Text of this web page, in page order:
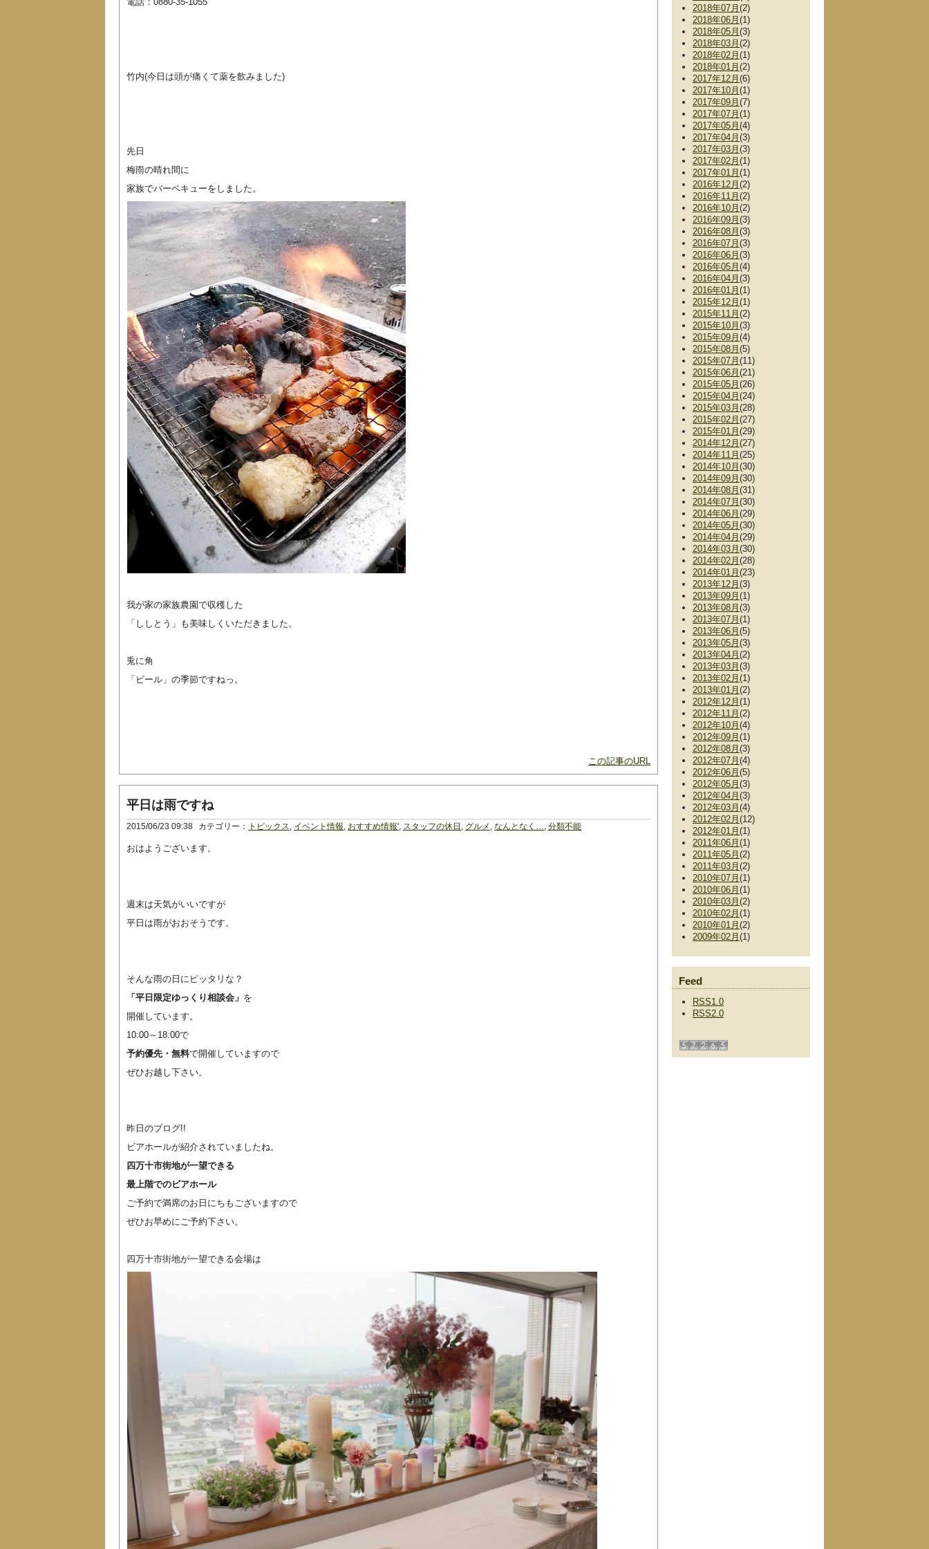
竹内(今日は頭が痛くて薬を飲みました)
先日
梅雨の晴れ間に
家族でバーベキューをしました。
我が家の家族農園で収穫した
「ししとう」も美味しくいただきました。
兎に角
「ビール」の季節ですねっ。
この記事のURL
平日は雨ですね
2015/06/23 09:38 カテゴリー： トピックス イベント情報 おすすめ情報' スタッフの休日 グルメ なんとなく… 分類不能
おはようございます。
週末は天気がいいですが
平日は雨がおおそうです。
そんな雨の日にピッタリな？
「平日限定ゆっくり相談会」 を
開催しています。
10:00～18:00で
予約優先・無料で開催していますので
ぜひお越し下さい。
昨日のブログ!!
ビアホールが紹介されていましたね。
四万十市街地が一望できる
最上階でのビアホール
ご予約で満席のお日にちもございますので
ぜひお早めにご予約下さい。
四万十市街地が一望できる会場は
2018年07月 (2)
2018年06月 (1)
2018年05月 (3)
2018年03月 (2)
2018年02月 (1)
2018年01月 (2)
2017年12月 (6)
2017年10月 (1)
2017年09月 (7)
2017年07月 (1)
2017年05月 (4)
2017年04月 (3)
2017年03月 (3)
2017年02月 (1)
2017年01月 (1)
2016年12月 (2)
2016年11月 (2)
2016年10月 (2)
2016年09月 (3)
2016年08月 (3)
2016年07月 (3)
2016年06月 (3)
2016年05月 (4)
2016年04月 (3)
2016年01月 (1)
2015年12月 (1)
2015年11月 (2)
2015年10月 (3)
2015年09月 (4)
2015年08月 (5)
2015年07月 (11)
2015年06月 (21)
2015年05月 (26)
2015年04月 (24)
2015年03月 (28)
2015年02月 (27)
2015年01月 (29)
2014年12月 (27)
2014年11月 (25)
2014年10月 (30)
2014年09月 (30)
2014年08月 (31)
2014年07月 (30)
2014年06月 (29)
2014年05月 (30)
2014年04月 (29)
2014年03月 (30)
2014年02月 (28)
2014年01月 (23)
2013年12月 (3)
2013年09月 (1)
2013年08月 (3)
2013年07月 (1)
2013年06月 (5)
2013年05月 (3)
2013年04月 (2)
2013年03月 (3)
2013年02月 (1)
2013年01月 (2)
2012年12月 (1)
2012年11月 (2)
2012年10月 (4)
2012年09月 (1)
2012年08月 (3)
2012年07月 (4)
2012年06月 (5)
2012年05月 (3)
2012年04月 (3)
2012年03月 (4)
2012年02月 (12)
2012年01月 (1)
2011年06月 (1)
2011年05月 (2)
2011年03月 (2)
2010年07月 (1)
2010年06月 (1)
2010年03月 (2)
2010年02月 (1)
2010年01月 (2)
2009年02月 (1)
Feed
RSS1.0
RSS2.0